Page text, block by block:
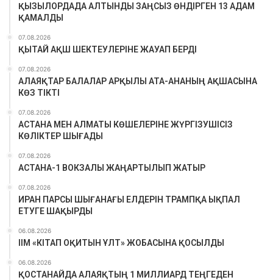
ҚЫЗЫЛОРДАДА АЛТЫНДЫ ЗАҢСЫЗ ӨНДІРГЕН 13 АДАМ
ҚАМАЛДЫ
07.08.2026
ҚЫТАЙ АҚШ ШЕКТЕУЛЕРІНЕ ЖАУАП БЕРДІ
07.08.2026
АЛАЯҚТАР БАЛАЛАР АРҚЫЛЫ АТА-АНАНЫҢ АҚШАСЫНА
КӨЗ ТІКТІ
07.08.2026
АСТАНА МЕН АЛМАТЫ КӨШЕЛЕРІНЕ ЖҮРГІЗУШІСІЗ
КӨЛІКТЕР ШЫҒАДЫ
07.08.2026
АСТАНА-1 ВОКЗАЛЫ ЖАҢАРТЫЛЫП ЖАТЫР
07.08.2026
ИРАН ПАРСЫ ШЫҒАНАҒЫ ЕЛДЕРІН ТРАМПҚА ЫҚПАЛ
ЕТУГЕ ШАҚЫРДЫ
06.08.2026
ІІМ «КІТАП ОҚИТЫН ҰЛТ» ЖОБАСЫНА ҚОСЫЛДЫ
06.08.2026
ҚОСТАНАЙДА АЛАЯҚТЫҢ 1 МИЛЛИАРД ТЕҢГЕДЕН